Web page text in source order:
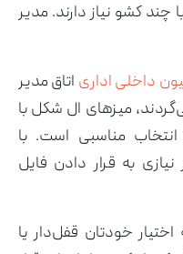
کشو نیاز دارند. مدیر
داخلی اداری اتاق مدیر
میزهای ال شکل با
مناسبی است. با
به قرار دادن فایل
خودتان قفل‌دار یا